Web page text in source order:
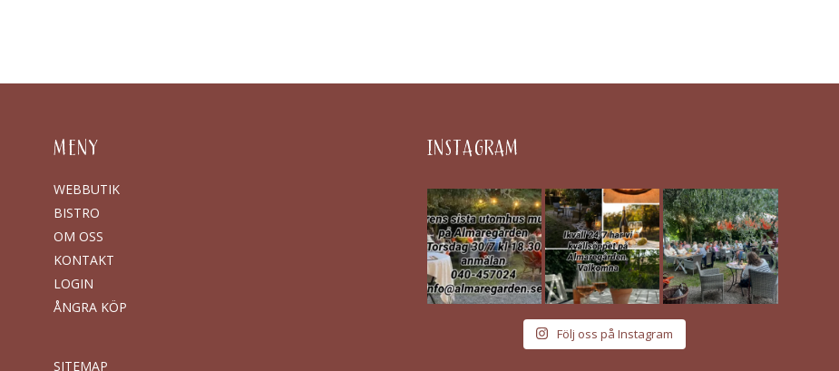
MENY
WEBBUTIK
BISTRO
OM OSS
KONTAKT
LOGIN
ÅNGRA KÖP
SITEMAP
INSTAGRAM
Följ oss på Instagram